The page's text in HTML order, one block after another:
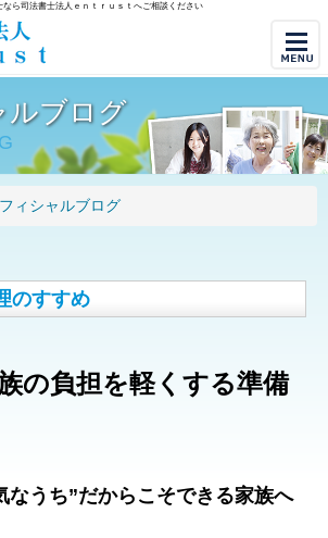
ら司法書士法人ｅｎｔｒｕｓｔへご相談ください
ルブログ
ィシャルブログ
のすすめ
の負担を軽くする準備
うち”だからこそできる家族へ